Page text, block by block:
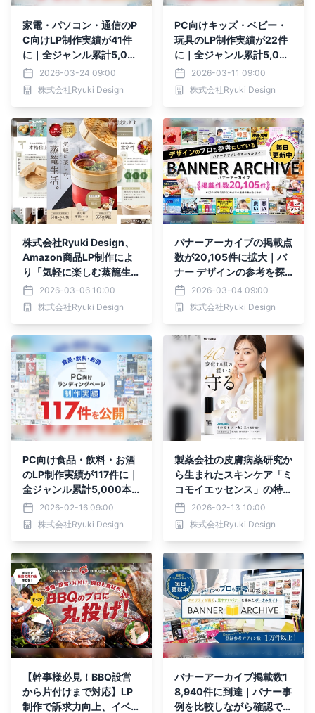
家電・パソコン・通信のP
C向けLP制作実績が41件
に｜全ジャンル累計5,00
0本以上の制作実績
2026-03-24 09:00
株式会社Ryuki Design
PC向けキッズ・ベビー・
玩具のLP制作実績が22件
に｜全ジャンル累計5,00
0本以上の制作実績
2026-03-11 09:00
株式会社Ryuki Design
株式会社Ryuki Design、
Amazon商品LP制作によ
り「気軽に楽しむ蒸籠生
活」のCVRが約1ヶ月で
2％向上した実績を公開
2026-03-06 10:00
株式会社Ryuki Design
バナーアーカイブの掲載点
数が20,105件に拡大｜バ
ナー デザインの参考を探
す制作担当者に向けた事例
集として情報量を強化
2026-03-04 09:00
株式会社Ryuki Design
PC向け食品・飲料・お酒
のLP制作実績が117件に｜
全ジャンル累計5,000本
以上の制作実績
2026-02-16 09:00
株式会社Ryuki Design
製薬会社の皮膚病薬研究か
ら生まれたスキンケア「ミ
コモイエッセンス」の特長
を伝えるLPを株式会社Ry
uki Designが制作
2026-02-13 10:00
株式会社Ryuki Design
【幹事様必見！BBQ設営
から片付けまで対応】LP
制作で訴求力向上、イベン
バナーアーカイブ掲載数1
8,940件に到達｜バナー事
例を比較しながら確認でき